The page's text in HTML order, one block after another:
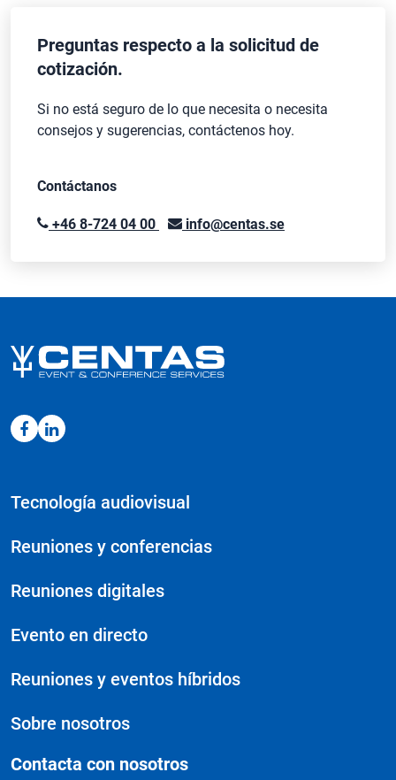
Preguntas respecto a la solicitud de
cotización.
Si no está seguro de lo que necesita o necesita
consejos y sugerencias, contáctenos hoy.
Contáctanos
+46 8-724 04 00 info@centas.se
Tecnología audiovisual
Reuniones y conferencias
Reuniones digitales
Evento en directo
Reuniones y eventos híbridos
Sobre nosotros
Contacta con nosotros